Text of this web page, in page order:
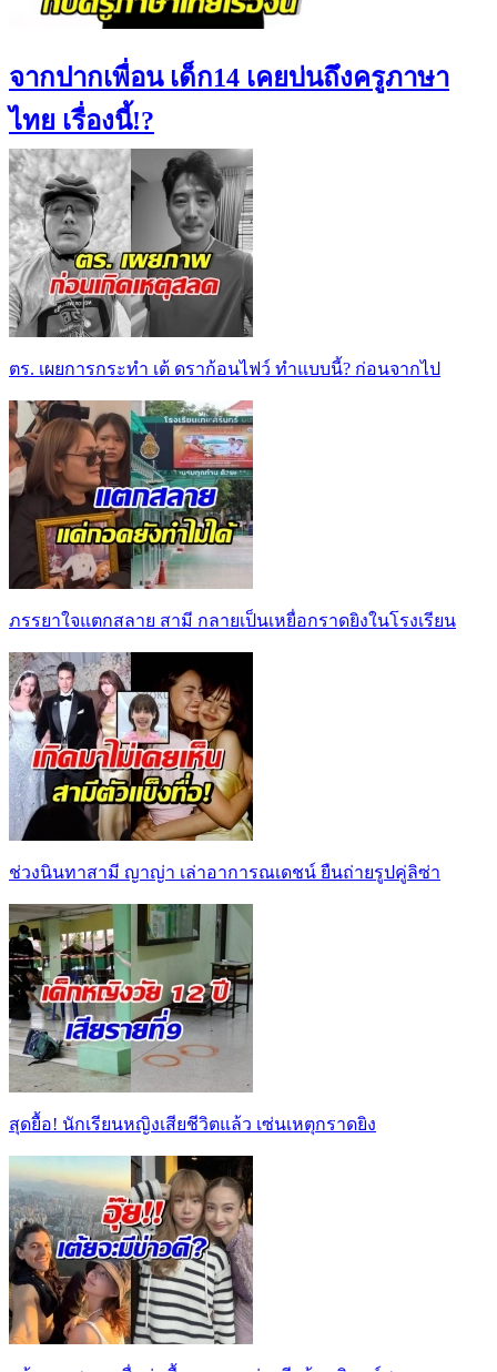
จากปากเพื่อน เด็ก14 เคยบ่นถึงครูภาษา
ไทย เรื่องนี้!?
ตร. เผยการกระทำ เต้ ดราก้อนไฟว์ ทำแบบนี้? ก่อนจากไป
ภรรยาใจแตกสลาย สามี กลายเป็นเหยื่อกราดยิงในโรงเรียน
ช่วงนินทาสามี ญาญ่า เล่าอาการณเดชน์ ยืนถ่ายรูปคู่ลิซ่า
สุดยื้อ! นักเรียนหญิงเสียชีวิตแล้ว เซ่นเหตุกราดยิง